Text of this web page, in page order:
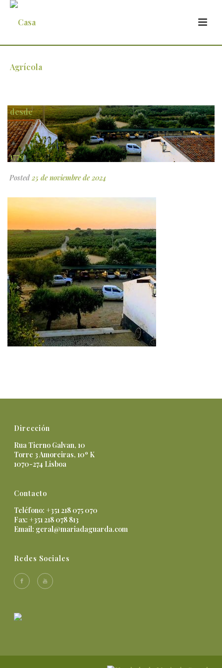
4
Posted 25 de noviembre de 2024
Dirección
Rua Tierno Galvan, 10
Torre 3 Amoreiras, 10º K
1070-274 Lisboa
Contacto
Teléfono: +351 218 075 070
Fax: +351 218 078 813
Email: geral@mariadaguarda.com
Redes Sociales